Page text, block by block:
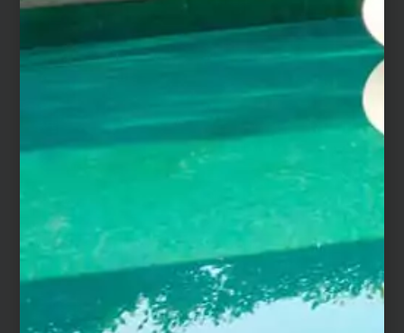
distingue également par un grand choix d’aspects et
Comment poser et entretenir une
La pose s’effectue obligatoirement en double
encollage, avec une colle spéciale céramique. Nous
vous recommandons de prévoir environ 5 à 6kg de
colle/m² (soit pour une margelle de 60 x 29 cm, prévoir
1kg de colle par pièce – et pour une de 120 x 30 cm,
prévoir 2,16 kg de colle par pièce).
Les joints sont à réaliser au silicone spécial céramique,
sur 3 mm de largeur minimum. Nous vous conseillons
de masquer les bords de chaque margelle, avant de
lisser votre joint.